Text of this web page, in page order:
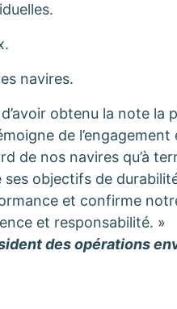
navires.
obtenu la note la
de
de nos navires qu’à
ses objectifs de
et confirme
et responsabilité. »
des opérations